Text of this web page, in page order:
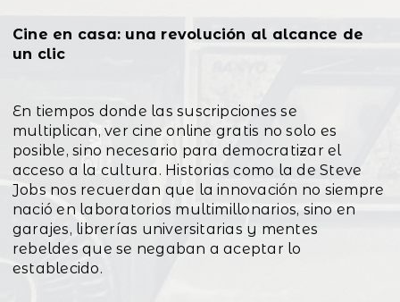
Cine en casa: una revolución al alcance de
un clic
En tiempos donde las suscripciones se
multiplican, ver cine online gratis no solo es
posible, sino necesario para democratizar el
acceso a la cultura. Historias como la de Steve
Jobs nos recuerdan que la innovación no siempre
nació en laboratorios multimillonarios, sino en
garajes, librerías universitarias y mentes
rebeldes que se negaban a aceptar lo
establecido.